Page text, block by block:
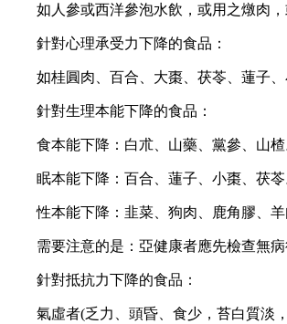
如人參或西洋參泡水飲，或用之燉肉，
針對心理承受力下降的食品：
如桂圓肉、百合、大棗、茯苓、蓮子、
針對生理本能下降的食品：
食本能下降：白朮、山藥、黨參、山楂
眠本能下降：百合、蓮子、小棗、茯苓
性本能下降：韭菜、狗肉、鹿角膠、羊
需要注意的是：亞健康者應先檢查無病
針對抵抗力下降的食品：
氣虛者(乏力、頭昏、食少，苔白質淡，